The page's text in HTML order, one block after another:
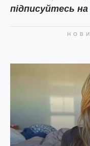
підписуйтесь на